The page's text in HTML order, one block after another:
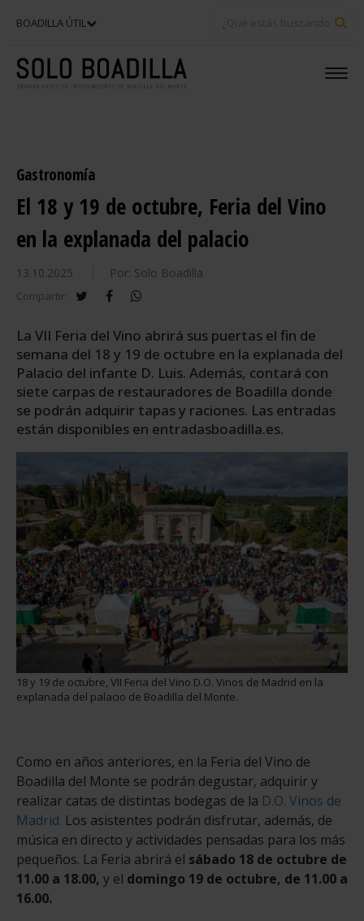
BOADILLA ÚTIL
Gastronomía
El 18 y 19 de octubre, Feria del Vino
en la explanada del palacio
13.10.2025 Por: Solo Boadilla
Compartir: twitterfacebook
La VII Feria del Vino abrirá sus puertas el fin de
semana del 18 y 19 de octubre en la explanada del
Palacio del infante D. Luis. Además, contará con
siete carpas de restauradores de Boadilla donde
se podrán adquirir tapas y raciones. Las entradas
están disponibles en entradasboadilla.es.
18 y 19 de octubre, VII Feria del Vino D.O. Vinos de Madrid en la
explanada del palacio de Boadilla del Monte.
Como en años anteriores, en la Feria del Vino de
Boadilla del Monte se podrán degustar, adquirir y
realizar catas de distintas bodegas de la D.O. Vinos de
Madrid. Los asistentes podrán disfrutar, además, de
música en directo y actividades pensadas para los más
pequeños. La Feria abrirá el sábado 18 de octubre de
11.00 a 18.00, y el domingo 19 de octubre, de 11.00 a
16.00.